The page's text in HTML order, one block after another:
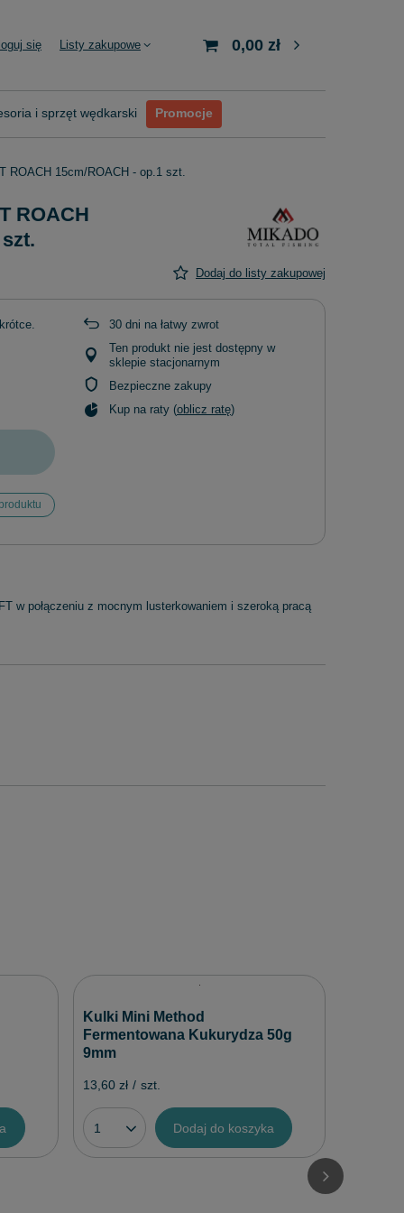
się Listy zakupowe 0,00 zł
i sprzęt wędkarski Promocje
ROACH 15cm/ROACH - op.1 szt.
ROACH
Dodaj do listy zakupowej
30 dni na łatwy zwrot
Ten produkt nie jest dostępny w
sklepie stacjonarnym
Bezpieczne zakupy
Kup na raty (oblicz ratę)
w połączeniu z mocnym lusterkowaniem i szeroką pracą
Kulki Mini Method
Fermentowana Kukurydza 50g
9mm
13,60 zł / szt.
Dodaj do koszyka